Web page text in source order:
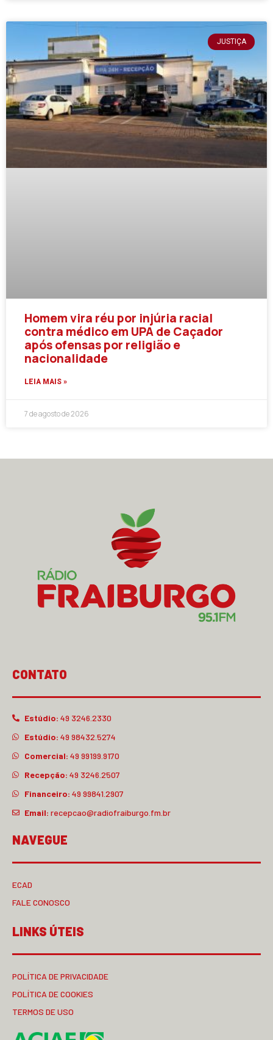
JUSTIÇA
Homem vira réu por injúria racial
contra médico em UPA de Caçador
após ofensas por religião e
nacionalidade
LEIA MAIS »
7 de agosto de 2026
CONTATO
Estúdio: 49 3246.2330
Estúdio: 49 98432.5274
Comercial: 49 99199.9170
Recepção: 49 3246.2507
Financeiro: 49 99841.2907
Email: recepcao@radiofraiburgo.fm.br
NAVEGUE
ECAD
FALE CONOSCO
LINKS ÚTEIS
POLÍTICA DE PRIVACIDADE
POLÍTICA DE COOKIES
TERMOS DE USO